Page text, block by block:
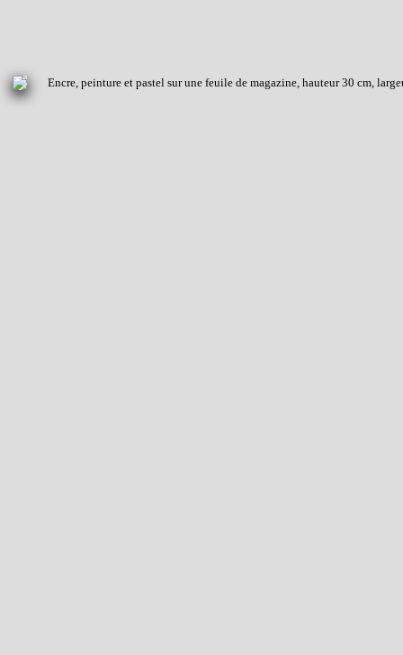
Encre, peinture et pastel sur une feuile de magazine, hauteur 30 cm,